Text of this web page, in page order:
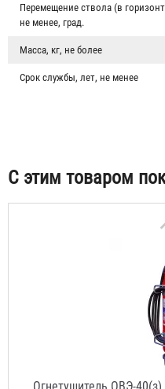
Перемещение ствола (в
не менее, град.
Масса, кг, не более
Срок службы, лет, не менее
С этим товаром
Огнетушитель ОУ-
Огнетушитель ОВЭ-
110